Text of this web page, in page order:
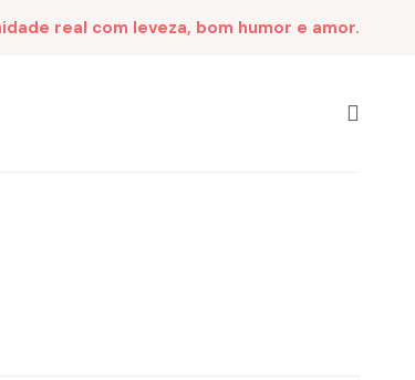
real com leveza, bom humor e amor.